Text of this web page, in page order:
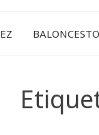
BALONCESTO